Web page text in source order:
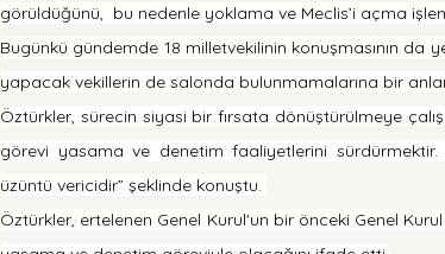
görüldüğünü,  bu nedenle yoklama ve Meclis’i açma
Bugünkü gündemde 18 milletvekilinin konuşmasının da
yapacak vekillerin de salonda bulunmamalarına bir
Öztürkler, sürecin siyasi bir fırsata dönüştürülmeye
görevi yasama ve denetim faaliyetlerini
üzüntü vericidir” şeklinde konuştu.
Öztürkler, ertelenen Genel Kurul'un bir önceki Genel